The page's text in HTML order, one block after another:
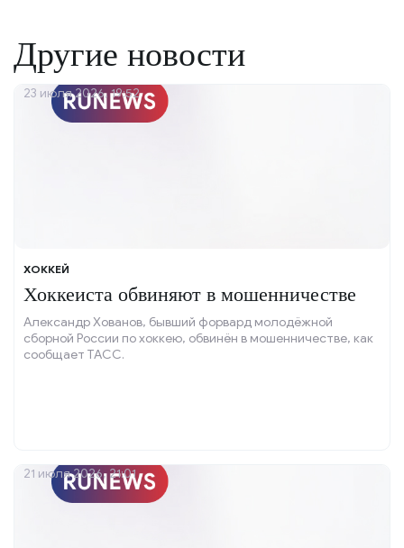
Другие новости
ХОККЕЙ
Хоккеиста обвиняют в мошенничестве
Александр Хованов, бывший форвард молодёжной
сборной России по хоккею, обвинён в мошенничестве, как
сообщает ТАСС.
23 июля 2026, 19:52
21 июля 2026, 21:01